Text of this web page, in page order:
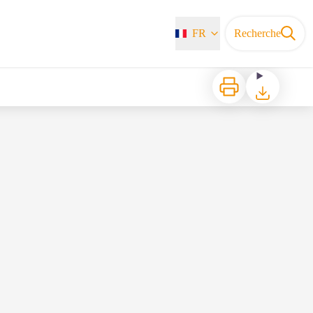
FR Recherche
Imprimer Télécharger